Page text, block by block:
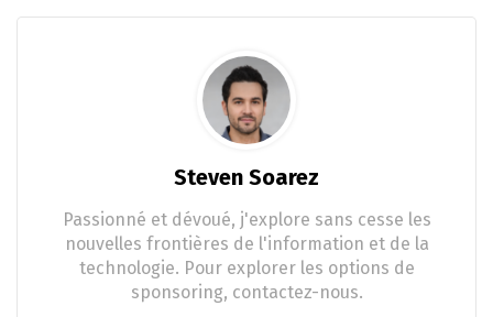
Steven Soarez
Passionné et dévoué, j'explore sans cesse les
nouvelles frontières de l'information et de la
technologie. Pour explorer les options de
sponsoring, contactez-nous.